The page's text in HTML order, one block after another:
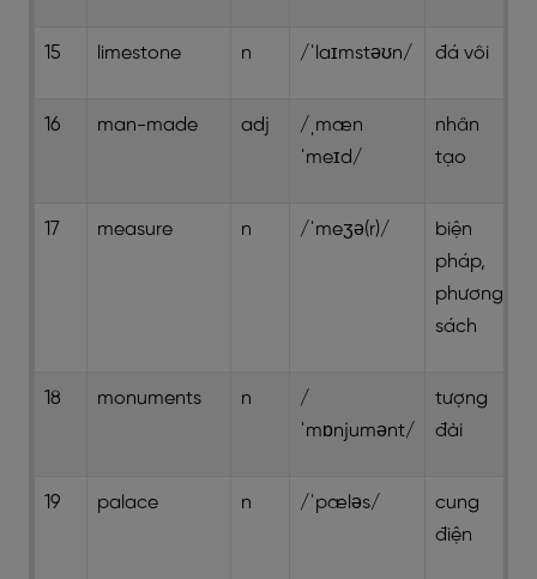
15 limestone n /ˈlaɪmstəʊn/ đá vôi
16 man-made adj
/ˌmæn
ˈmeɪd/
nhân
tạo
17 measure n /ˈmeʒə(r)/
biện
pháp,
phương
sách
18 monuments n
/
ˈmɒnjumənt/
tượng
đài
19 palace n /ˈpæləs/
cung
điện